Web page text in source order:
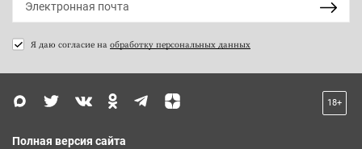
Я даю согласие на обработку персональных данных
18+
Полная версия сайта